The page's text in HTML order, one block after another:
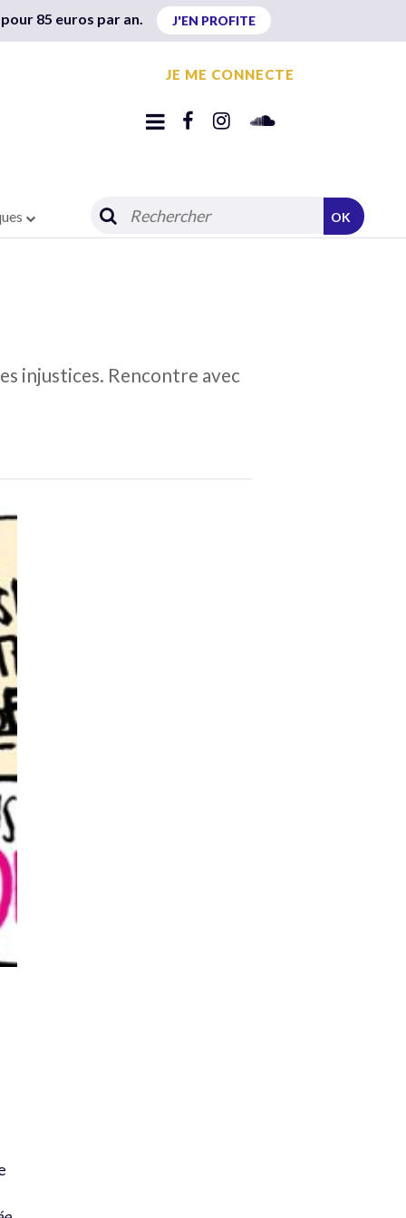
85 euros par an. J'EN PROFITE
JE ME CONNECTE
OK
injustices. Rencontre avec